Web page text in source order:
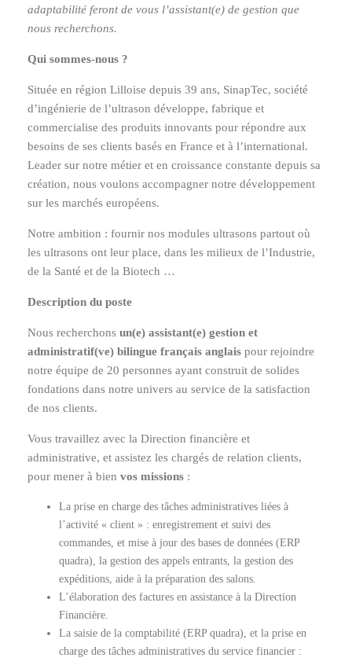
adaptabilité feront de vous l’assistant(e) de gestion que
nous recherchons.
Qui sommes-nous ?
Située en région Lilloise depuis 39 ans, SinapTec, société
d’ingénierie de l’ultrason développe, fabrique et
commercialise des produits innovants pour répondre aux
besoins de ses clients basés en France et à l’international.
Leader sur notre métier et en croissance constante depuis sa
création, nous voulons accompagner notre développement
sur les marchés européens.
Notre ambition : fournir nos modules ultrasons partout où
les ultrasons ont leur place, dans les milieux de l’Industrie,
de la Santé et de la Biotech …
Description du poste
Nous recherchons un(e) assistant(e) gestion et
administratif(ve) bilingue français anglais pour rejoindre
notre équipe de 20 personnes ayant construit de solides
fondations dans notre univers au service de la satisfaction
de nos clients.
Vous travaillez avec la Direction financière et
administrative, et assistez les chargés de relation clients,
pour mener à bien vos missions :
La prise en charge des tâches administratives liées à
l’activité « client » : enregistrement et suivi des
commandes, et mise à jour des bases de données (ERP
quadra), la gestion des appels entrants, la gestion des
expéditions, aide à la préparation des salons.
L’élaboration des factures en assistance à la Direction
Financière.
La saisie de la comptabilité (ERP quadra), et la prise en
charge des tâches administratives du service financier :